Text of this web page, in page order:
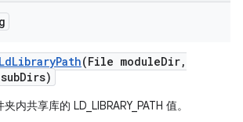
LdLibraryPath(File moduleDir,
Dirs)
内共享库的 LD_LIBRARY_PATH 值。